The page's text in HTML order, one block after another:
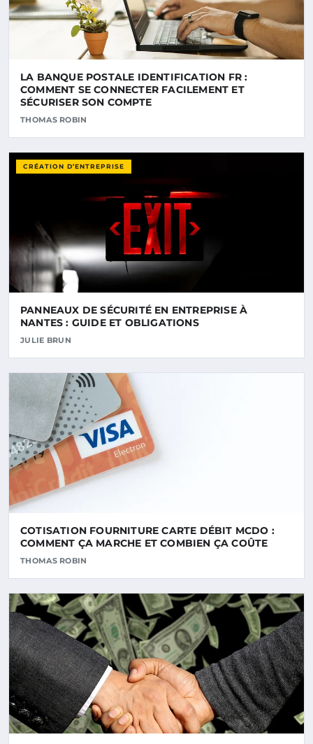
LA BANQUE POSTALE IDENTIFICATION FR :
COMMENT SE CONNECTER FACILEMENT ET
SÉCURISER SON COMPTE
THOMAS ROBIN
CRÉATION D’ENTREPRISE
PANNEAUX DE SÉCURITÉ EN ENTREPRISE À
NANTES : GUIDE ET OBLIGATIONS
JULIE BRUN
COTISATION FOURNITURE CARTE DÉBIT MCDO :
COMMENT ÇA MARCHE ET COMBIEN ÇA COÛTE
THOMAS ROBIN